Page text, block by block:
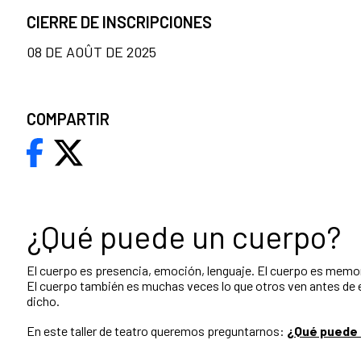
¿Qué puede un cuerpo?
El cuerpo es presencia, emoción, lenguaje. El cuerpo es
El cuerpo también es muchas veces lo que otros ven antes
dicho.
En este taller de teatro queremos preguntarnos: ¿Qué
CIERRE DE INSCRIPCIONES
08 DE AOÛT DE 2025
COMPARTIR